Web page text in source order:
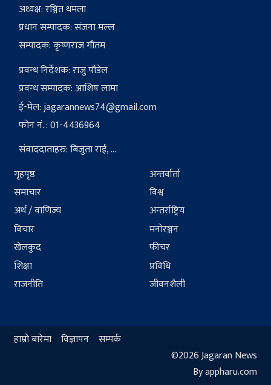
अध्यक्ष: रञ्जित धमला
प्रधान सम्पादक: संजना मल्ल
सम्पादक: कृष्णराज गौतम
प्रवन्ध निर्देशक: राजु पौडेल
प्रवन्ध सम्पादक: आशिष लामा
ई-मेल:jagarannews74@gmail.com
फोन नं. : 01-4436964
संवाददाताहरु: बिजुता राई, ...
गृहपृष्ठ
समाचार
अर्थ / वाणिज्य
विचार
खेलकुद
शिक्षा
राजनीति
अन्तर्वार्ता
विश्व
अन्तर्राष्ट्रिय
मनोरञ्जन
फीचर
प्रविधि
जीवनशैली
हाम्रो बारेमा विज्ञापन सम्पर्क
©2026 Jagaran News
By appharu.com